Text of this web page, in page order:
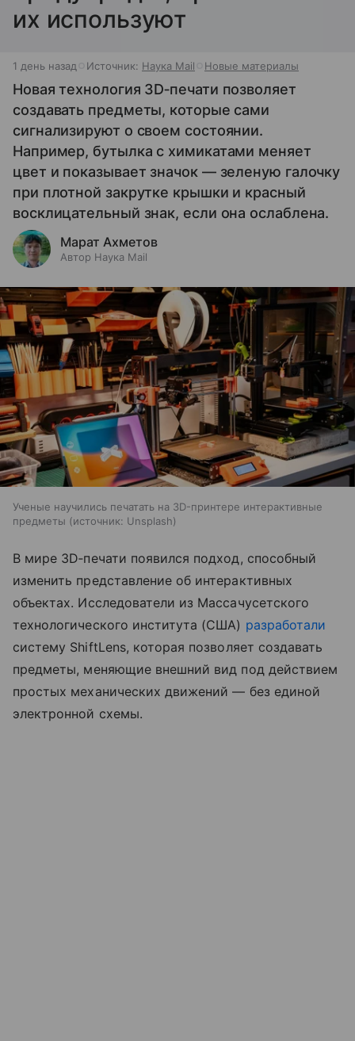
их используют
1 день назад Источник: Наука Mail Новые материалы
Новая технология 3D‑печати позволяет
создавать предметы, которые сами
сигнализируют о своем состоянии.
Например, бутылка с химикатами меняет
цвет и показывает значок — зеленую галочку
при плотной закрутке крышки и красный
восклицательный знак, если она ослаблена.
Марат Ахметов
Автор Наука Mail
Ученые научились печатать на 3D-принтере интерактивные
предметы
источник: Unsplash
В мире 3D‑печати появился подход, способный
изменить представление об интерактивных
объектах. Исследователи из Массачусетского
технологического института (США) разработали
систему ShiftLens, которая позволяет создавать
предметы, меняющие внешний вид под действием
простых механических движений — без единой
электронной схемы.